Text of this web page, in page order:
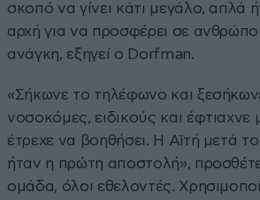
σκοπό να γίνει κάτι μεγάλο, απλά
αρχή για να προσφέρει σε
ανάγκη, εξηγεί ο Dorfman.
«Σήκωνε το τηλέφωνο και
νοσοκόμες, ειδικούς και
έτρεχε να βοηθήσει. Η Αϊτή μετά
ήταν η πρώτη αποστολή»,
ομάδα, όλοι εθελοντές.